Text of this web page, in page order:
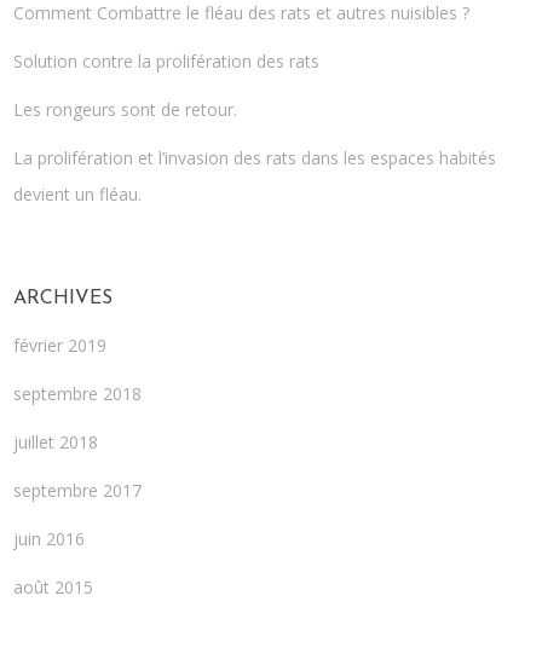
Comment Combattre le fléau des rats et autres nuisibles ?
Solution contre la prolifération des rats
Les rongeurs sont de retour.
La prolifération et l’invasion des rats dans les espaces habités
devient un fléau.
ARCHIVES
février 2019
septembre 2018
juillet 2018
septembre 2017
juin 2016
août 2015